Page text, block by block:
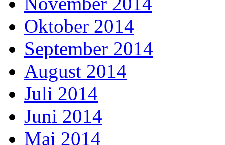
Oktober 2014
September 2014
August 2014
Juli 2014
Juni 2014
Mai 2014